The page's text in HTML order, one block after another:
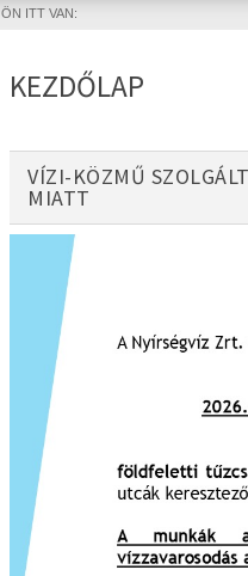
ÖN ITT VAN:
KEZDŐLAP
VÍZI-KÖZMŰ
MIATT